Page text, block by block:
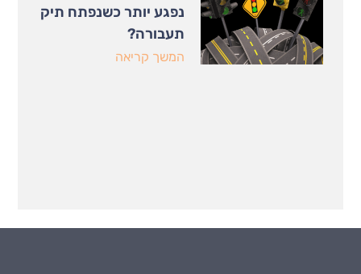
נפגע יותר כשנפתח תיק
תעבורה?
המשך קריאה